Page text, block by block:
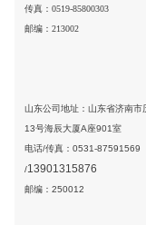
传真：0519-85800303
邮编：213002
山东公司地址：山东省济南市
13号海辰大厦A座901室
电话/传真：0531-87591569
/13901315876
邮编：250012